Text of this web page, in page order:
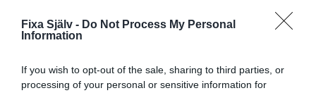
Fixa Själv - Do Not Process My Personal
Information
If you wish to opt-out of the sale, sharing to third parties, or
processing of your personal or sensitive information for